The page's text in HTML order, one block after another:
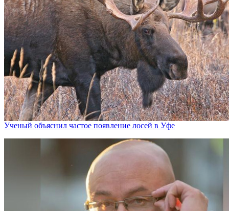
Ученый объяснил частое появление лосей в Уфе